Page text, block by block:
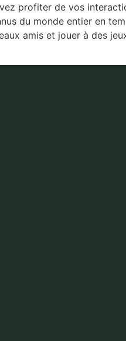
profiter de vos
du monde entier en
amis et jouer à des